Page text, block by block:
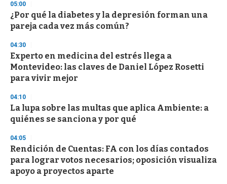
3
s
e
c
n
d
s
05:00
¿Por qué la diabetes y la depresión forman una
pareja cada vez más común?
04:30
Experto en medicina del estrés llega a
Montevideo: las claves de Daniel López Rosetti
para vivir mejor
04:10
La lupa sobre las multas que aplica Ambiente: a
quiénes se sanciona y por qué
04:05
Rendición de Cuentas: FA con los días contados
para lograr votos necesarios; oposición visualiza
apoyo a proyectos aparte